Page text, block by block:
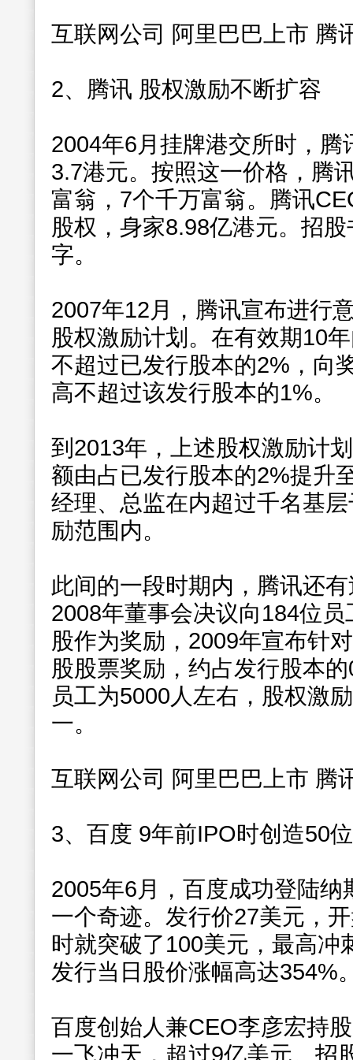
互联网公司 阿里巴巴上市 腾
2、腾讯 股权激励不断扩容
2004年6月挂牌港交所时，腾
3.7港元。按照这一价格，腾
富翁，7个千万富翁。腾讯
股权，身家8.98亿港元。招
字。
2007年12月，腾讯宣布进行
股权激励计划。在有效期10
不超过已发行股本的2%，向
高不超过该发行股本的1%。
到2013年，上述股权激励计
额由占已发行股本的2%提升
经理、总监在内超过千名基
励范围内。
此间的一段时期内，腾讯还
2008年董事会决议向184位
股作为奖励，2009年宣布针
股股票奖励，约占发行股本
员工为5000人左右，股权激
一。
互联网公司 阿里巴巴上市 腾
3、百度 9年前IPO时创造50
2005年6月，百度成功登陆
一个奇迹。发行价27美元，
时就突破了100美元，最高冲
发行当日股价涨幅高达354%
百度创始人兼CEO李彦宏持
一飞冲天，超过9亿美元。招